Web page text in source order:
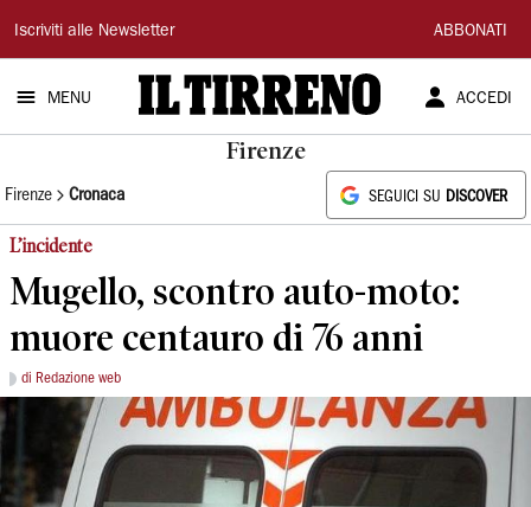
Il
Tirreno
Iscriviti alle Newsletter ABBONATI
MENU ACCEDI
Firenze
Firenze Cronaca SEGUICI SU DISCOVER
L’incidente
Mugello, scontro auto-moto:
muore centauro di 76 anni
di Redazione web